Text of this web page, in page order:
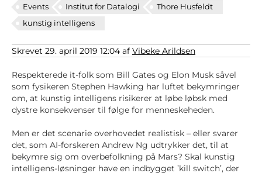
Events Institut for Datalogi
Thore Husfeldt
kunstig intelligens
Skrevet 29. april 2019 12:04 af Vibeke Arildsen
Respekterede it-folk som Bill Gates og Elon Musk såvel
som fysikeren Stephen Hawking har luftet bekymringer
om, at kunstig intelligens risikerer at løbe løbsk med
dystre konsekvenser til følge for menneskeheden.
Men er det scenarie overhovedet realistisk – eller svarer
det, som AI-forskeren Andrew Ng udtrykker det, til at
bekymre sig om overbefolkning på Mars? Skal kunstig
intelligens-løsninger have en indbygget ’kill switch’, der